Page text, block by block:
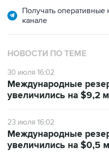
Получать
канале
НОВОСТИ ПО ТЕМЕ
30 июля 16:02
Международные
увеличились на $9,2
23 июля 16:02
Международные
увеличились на $0,5